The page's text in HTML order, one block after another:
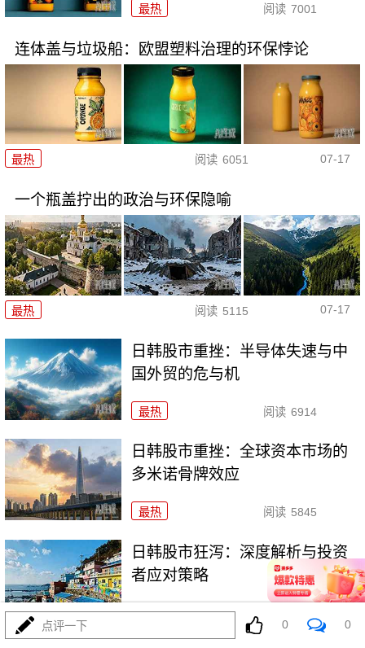
最热 阅读 7001
连体盖与垃圾船：欧盟塑料治理的环保悖论
最热 阅读 6051 07-17
一个瓶盖拧出的政治与环保隐喻
最热 阅读 5115 07-17
日韩股市重挫：半导体失速与中
国外贸的危与机
最热 阅读 6914
日韩股市重挫：全球资本市场的
多米诺骨牌效应
最热 阅读 5845
日韩股市狂泻：深度解析与投资
者应对策略
最热
点评一下 0 0